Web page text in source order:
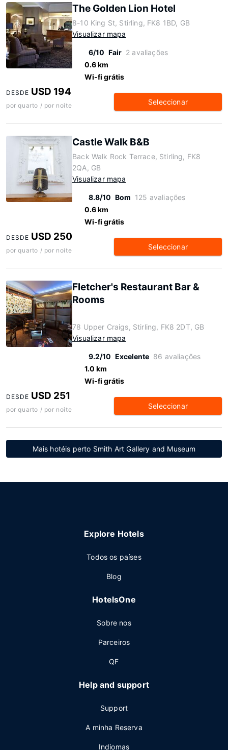
The Golden Lion Hotel
8-10 King St, Stirling, FK8 1BD, GB
Visualizar mapa
6/10 Fair 2 avaliações
0.6 km
Wi-fi grátis
DESDE USD 194
por quarto / por noite Seleccionar
Castle Walk B&B
Back Walk Rock Terrace, Stirling, FK8
2QA, GB
Visualizar mapa
8.8/10 Bom 125 avaliações
0.6 km
Wi-fi grátis
DESDE USD 250
por quarto / por noite Seleccionar
Fletcher's Restaurant Bar &
Rooms
78 Upper Craigs, Stirling, FK8 2DT, GB
Visualizar mapa
9.2/10 Excelente 86 avaliações
1.0 km
Wi-fi grátis
DESDE USD 251
por quarto / por noite Seleccionar
Mais hotéis perto Smith Art Gallery and Museum
Explore Hotels
Todos os países
Blog
HotelsOne
Sobre nos
Parceiros
QF
Help and support
Support
A minha Reserva
Indiomas